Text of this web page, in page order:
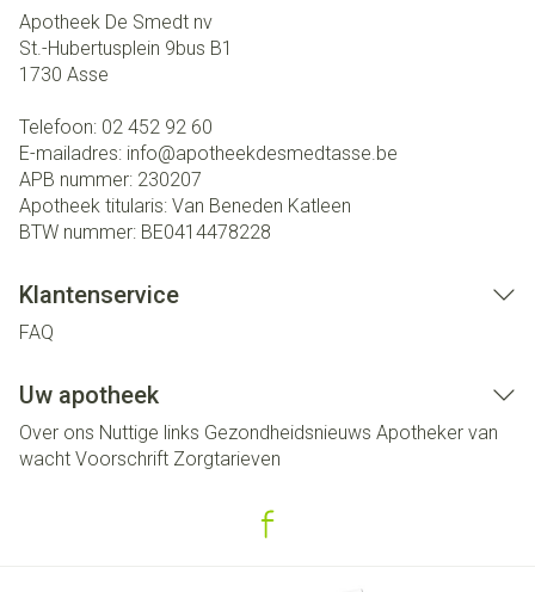
Apotheek De Smedt nv
St.-Hubertusplein 9bus B1
1730 Asse
Telefoon: 02 452 92 60
E-mailadres: info@apotheekdesmedtasse.be
APB nummer: 230207
Apotheek titularis: Van Beneden Katleen
BTW nummer: BE0414478228
Klantenservice
FAQ
Uw apotheek
Over ons Nuttige links Gezondheidsnieuws Apotheker van
wacht Voorschrift Zorgtarieven